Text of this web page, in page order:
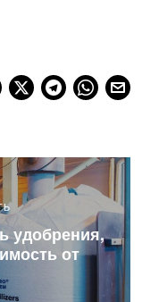
удобрения,
от